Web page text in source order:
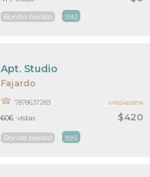
Bonito barato MAS
Fajardo
$420
Apt. Studio
7878637283
Bonito barato MAS
606 vistas
PR52465978